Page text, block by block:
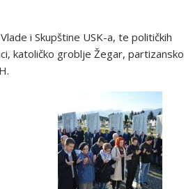
i Skupštine USK-a, te političkih
katoličko groblje Žegar, partizansko